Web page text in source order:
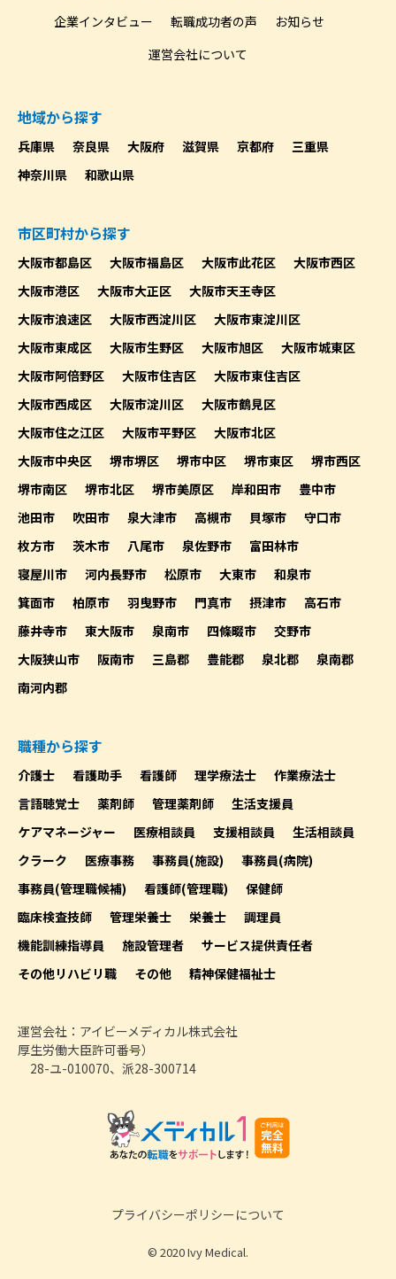
企業インタビュー
転職成功者の声
お知らせ
運営会社について
地域から探す
兵庫県 奈良県 大阪府 滋賀県 京都府
三重県
神奈川県
和歌山県
市区町村から探す
大阪市都島区 大阪市福島区 大阪市此花区
大阪市西区
大阪市港区
大阪市大正区
大阪市天王寺区
大阪市浪速区
大阪市西淀川区
大阪市東淀川区
大阪市東成区
大阪市生野区 大阪市旭区
大阪市城東区
大阪市阿倍野区
大阪市住吉区
大阪市東住吉区
大阪市西成区
大阪市淀川区
大阪市鶴見区
大阪市住之江区
大阪市平野区
大阪市北区
大阪市中央区
堺市堺区 堺市中区 堺市東区
堺市西区
堺市南区
堺市北区 堺市美原区 岸和田市
豊中市
池田市
吹田市 泉大津市 高槻市 貝塚市
守口市
枚方市
茨木市 八尾市 泉佐野市
富田林市
寝屋川市
河内長野市 松原市 大東市
和泉市
箕面市
柏原市 羽曳野市 門真市 摂津市
高石市
藤井寺市
東大阪市 泉南市 四條畷市
交野市
大阪狭山市
阪南市 三島郡 豊能郡 泉北郡
泉南郡
南河内郡
職種から探す
介護士 看護助手 看護師 理学療法士
作業療法士
言語聴覚士
薬剤師 管理薬剤師
生活支援員
ケアマネージャー
医療相談員 支援相談員
生活相談員
クラーク
医療事務 事務員(施設)
事務員(病院)
事務員(管理職候補)
看護師(管理職)
保健師
臨床検査技師
管理栄養士 栄養士
調理員
機能訓練指導員
施設管理者
サービス提供責任者
その他リハビリ職
その他 精神保健福祉士
運営会社：アイビーメディカル株式会社
厚生労働大臣許可番号）
28-ユ-010070、派28-300714
プライバシーポリシーについて
© 2020 Ivy Medical.